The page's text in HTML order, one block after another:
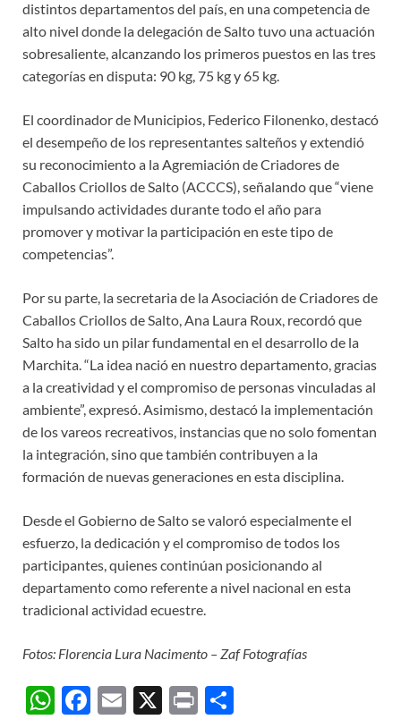
distintos departamentos del país, en una competencia de
alto nivel donde la delegación de Salto tuvo una actuación
sobresaliente, alcanzando los primeros puestos en las tres
categorías en disputa: 90 kg, 75 kg y 65 kg.
El coordinador de Municipios, Federico Filonenko, destacó
el desempeño de los representantes salteños y extendió
su reconocimiento a la Agremiación de Criadores de
Caballos Criollos de Salto (ACCCS), señalando que “viene
impulsando actividades durante todo el año para
promover y motivar la participación en este tipo de
competencias”.
Por su parte, la secretaria de la Asociación de Criadores de
Caballos Criollos de Salto, Ana Laura Roux, recordó que
Salto ha sido un pilar fundamental en el desarrollo de la
Marchita. “La idea nació en nuestro departamento, gracias
a la creatividad y el compromiso de personas vinculadas al
ambiente”, expresó. Asimismo, destacó la implementación
de los vareos recreativos, instancias que no solo fomentan
la integración, sino que también contribuyen a la
formación de nuevas generaciones en esta disciplina.
Desde el Gobierno de Salto se valoró especialmente el
esfuerzo, la dedicación y el compromiso de todos los
participantes, quienes continúan posicionando al
departamento como referente a nivel nacional en esta
tradicional actividad ecuestre.
Fotos: Florencia Lura Nacimento – Zaf Fotografías
W F
E
X
P